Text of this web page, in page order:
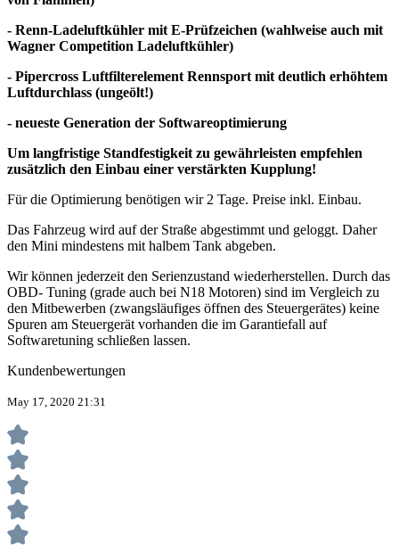
- Renn-Ladeluftkühler mit E-Prüfzeichen (wahlweise auch mit
Wagner Competition Ladeluftkühler)
- Pipercross Luftfilterelement Rennsport mit deutlich erhöhtem
Luftdurchlass (ungeölt!)
- neueste Generation der Softwareoptimierung
Um langfristige Standfestigkeit zu gewährleisten empfehlen
zusätzlich den Einbau einer verstärkten Kupplung!
Für die Optimierung benötigen wir 2 Tage. Preise inkl. Einbau.
Das Fahrzeug wird auf der Straße abgestimmt und geloggt. Daher
den Mini mindestens mit halbem Tank abgeben.
Wir können jederzeit den Serienzustand wiederherstellen. Durch das
OBD- Tuning (grade auch bei N18 Motoren) sind im Vergleich zu
den Mitbewerben (zwangsläufiges öffnen des Steuergerätes) keine
Spuren am Steuergerät vorhanden die im Garantiefall auf
Softwaretuning schließen lassen.
Kundenbewertungen
May 17, 2020 21:31